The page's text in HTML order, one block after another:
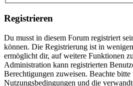
Registrieren
Du musst in diesem Forum registriert
können. Die Registrierung ist in
ermöglicht dir, auf weitere Funktionen
Administration kann registrierten
Berechtigungen zuweisen. Beachte bitte
Nutzungsbedingungen und die